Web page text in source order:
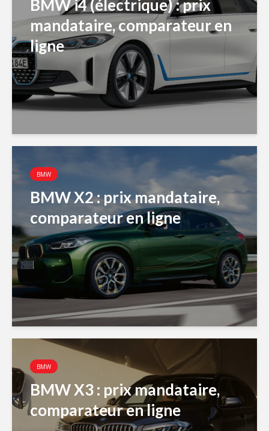
BMW i4 (électrique) : prix
mandataire, comparateur en
ligne
BMW
BMW X2 : prix mandataire,
comparateur en ligne
BMW
BMW X3 : prix mandataire,
comparateur en ligne